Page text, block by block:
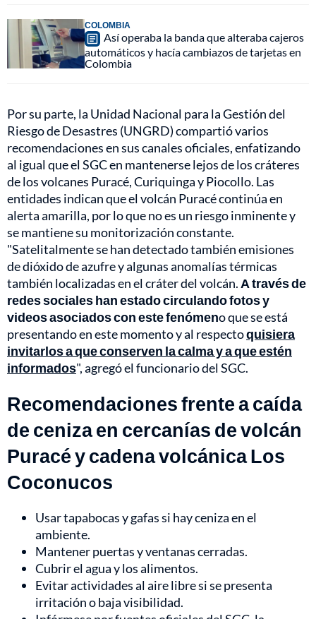
COLOMBIA
Así operaba la banda que alteraba cajeros
automáticos y hacía cambiazos de tarjetas en
Colombia
Por su parte, la Unidad Nacional para la Gestión del
Riesgo de Desastres (UNGRD) compartió varios
recomendaciones en sus canales oficiales, enfatizando
al igual que el SGC en mantenerse lejos de los cráteres
de los volcanes Puracé, Curiquinga y Piocollo. Las
entidades indican que el volcán Puracé continúa en
alerta amarilla, por lo que no es un riesgo inminente y
se mantiene su monitorización constante.
"Satelitalmente se han detectado también emisiones
de dióxido de azufre y algunas anomalías térmicas
también localizadas en el cráter del volcán. A través de
redes sociales han estado circulando fotos y
videos asociados con este fenómeno que se está
presentando en este momento y al respectoquisiera
invitarlos a que conserven la calma y a que estén
informados", agregó el funcionario del SGC.
Recomendaciones frente a caída
de ceniza en cercanías de volcán
Puracé y cadena volcánica Los
Coconucos
Usar tapabocas y gafas si hay ceniza en el
ambiente.
Mantener puertas y ventanas cerradas.
Cubrir el agua y los alimentos.
Evitar actividades al aire libre si se presenta
irritación o baja visibilidad.